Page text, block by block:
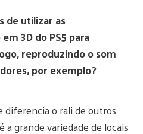
de utilizar as
3D do PS5 para
reproduzindo o som
por exemplo?
diferencia o rali de outros
grande variedade de locais